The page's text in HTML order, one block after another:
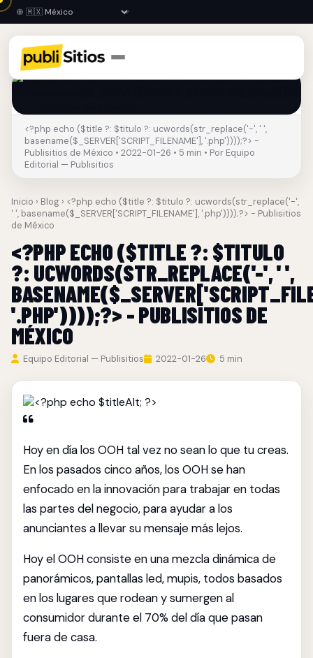
<?php echo ($title ?: $titulo ?: ucwords(str_replace('-', ' ',
basename($_SERVER['SCRIPT_FILENAME'], '.php'))));?> -
Publisitios de México • 2022-01-26 • 5 min • Por Equipo
Editorial — Publisitios
Inicio › Blog › <?php echo ($title ?: $titulo ?: ucwords(str_replace('-',
' ', basename($_SERVER['SCRIPT_FILENAME'], '.php'))));?> - Publisitios
de México
<?PHP ECHO ($TITLE ?: $TITULO
?: UCWORDS(STR_REPLACE('-', ' ',
'.PHP'))));?> - PUBLISITIOS DE
MÉXICO
Equipo Editorial — Publisitios 2022-01-26 5 min
Hoy en día los OOH tal vez no sean lo que tu creas.
En los pasados cinco años, los OOH se han
enfocado en la innovación para trabajar en todas
las partes del negocio, para ayudar a los
anunciantes a llevar su mensaje más lejos.
Hoy el OOH consiste en una mezcla dinámica de
panorámicos, pantallas led, mupis, todos basados
en los lugares que rodean y sumergen al
consumidor durante el 70% del día que pasan
fuera de casa.